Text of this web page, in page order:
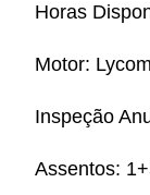
Horas
Motor:
Inspeção
Assentos: